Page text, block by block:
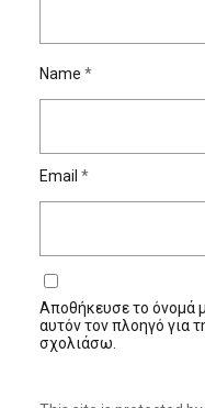
Name *
Email *
Αποθήκευσε το όνομά
αυτόν τον πλοηγό για
σχολιάσω.